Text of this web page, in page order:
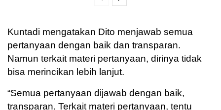
Kuntadi mengatakan Dito menjawab semua
pertanyaan dengan baik dan transparan.
Namun terkait materi pertanyaan, dirinya tidak
bisa merincikan lebih lanjut.
“Semua pertanyaan dijawab dengan baik,
transparan. Terkait materi pertanyaan, tentu